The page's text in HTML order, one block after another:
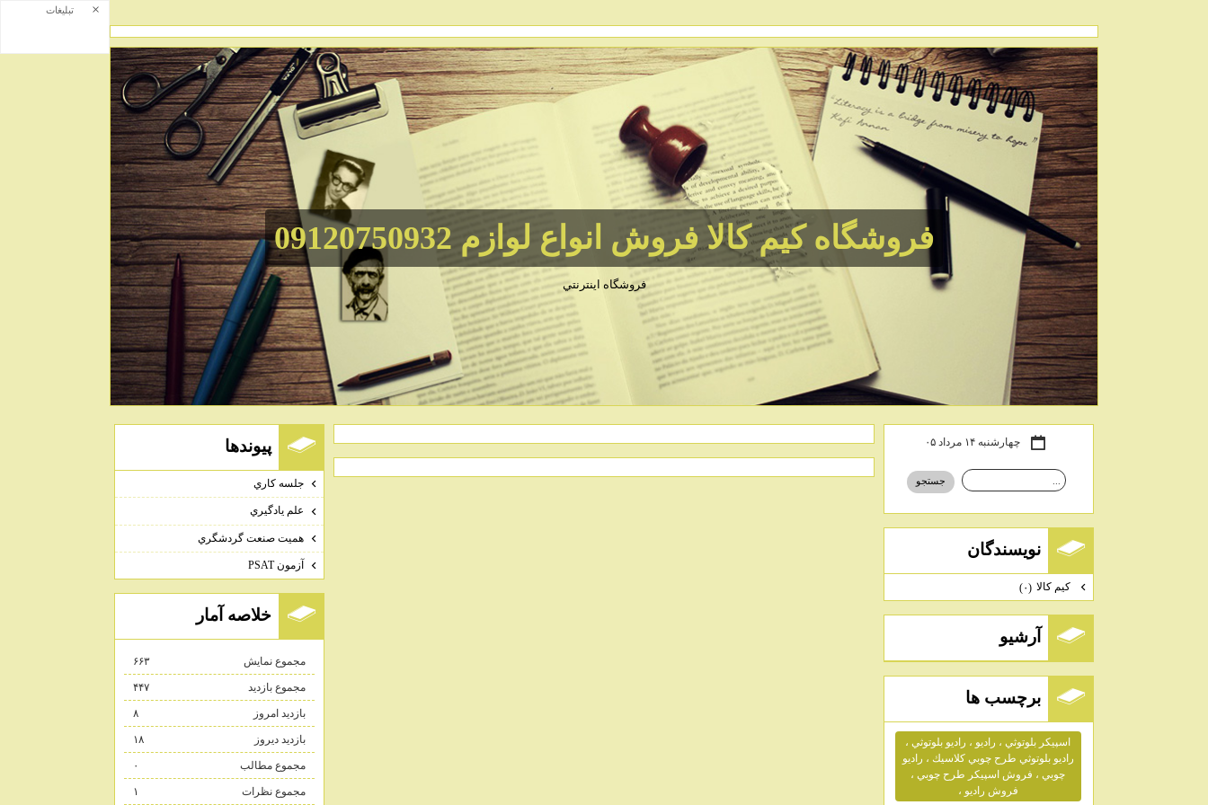
فروشگاه كيم كالا فروش انواع لوازم 09120750932
فروشگاه اينترنتي
چهارشنبه ۱۴ مرداد ۰۵
نويسندگان
كيم كالا (۰)
آرشيو
برچسب ها
اسپيكر بلوتوثي ، راديو ، راديو بلوتوثي ،
راديو بلوتوثي طرح چوبي كلاسيك ، راديو
چوبي ، فروش اسپيكر طرح چوبي ،
فروش راديو ،
پيوندها
جلسه كاري
علم يادگيري
هميت صنعت گردشگري
آزمون PSAT
خلاصه آمار
مجموع نمایش‌ ۶۶۳
مجموع بازدید ۴۴۷
بازدید امروز ۸
بازدید دیروز ۱۸
مجموع مطالب ۰
مجموع نظرات ۱
تبلیغات ×